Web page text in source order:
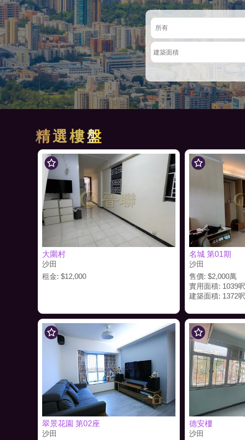
建築面積
精選樓盤
大圍村
沙田
租金: $12,000
名城 第01期
沙田
售價: $2,000萬
實用面積: 1039呎
建築面積: 1372呎
翠景花園 第02座
沙田
德安樓
沙田